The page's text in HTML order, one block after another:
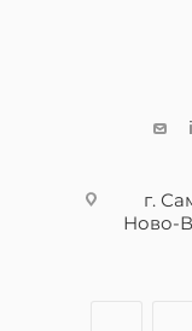
г.
Ново-